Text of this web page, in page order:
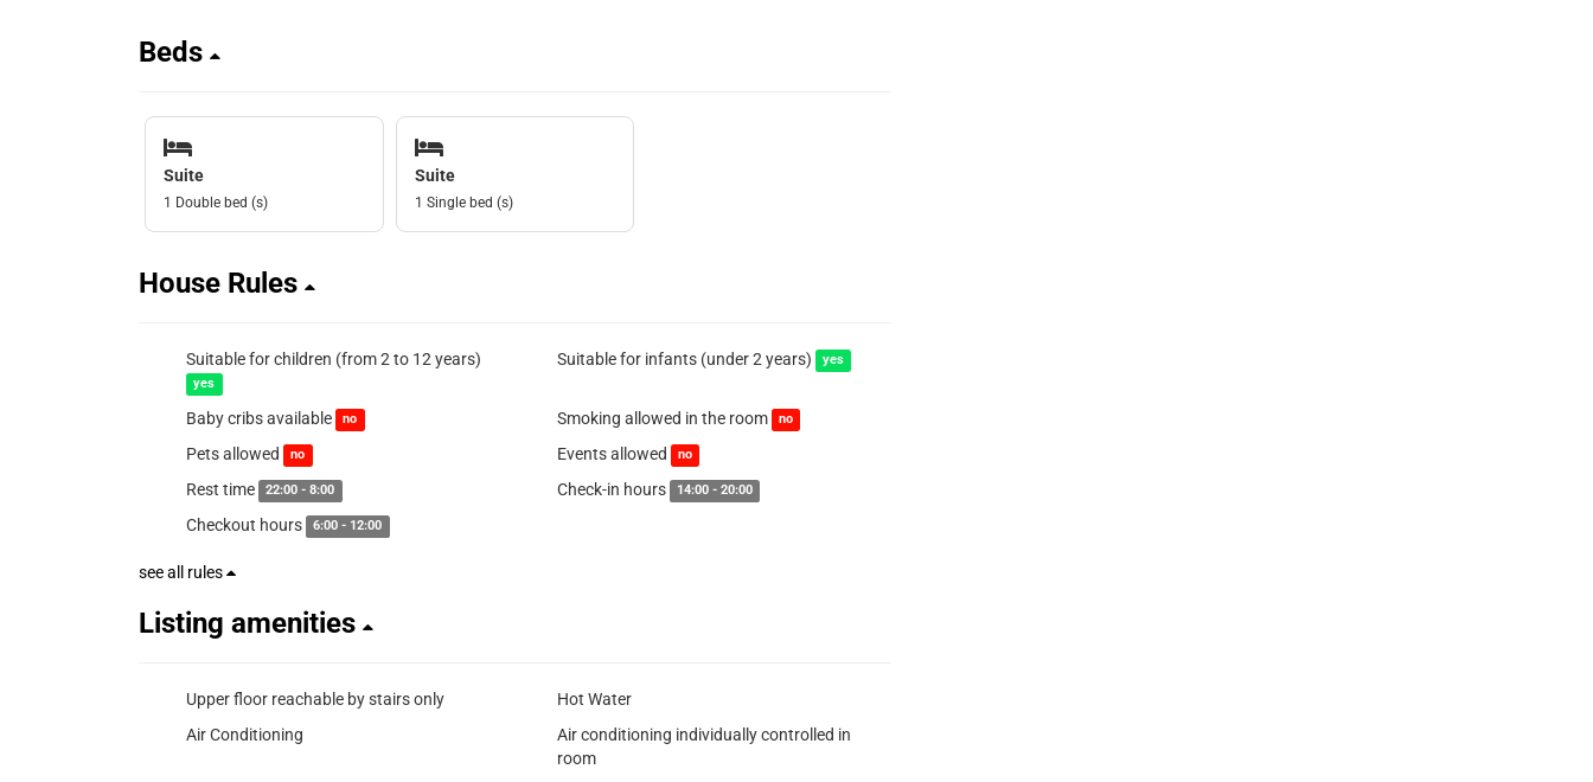
Beds
Suite
1 Double bed (s)
Suite
1 Single bed (s)
House Rules
Suitable for children (from 2 to 12 years)
yes
Suitable for infants (under 2 years) yes
Baby cribs available no Smoking allowed in the room no
Pets allowed no Events allowed no
Rest time 22:00 - 8:00 Check-in hours 14:00 - 20:00
Checkout hours 6:00 - 12:00
see all rules
Listing amenities
Upper floor reachable by stairs only
Hot Water
Air Conditioning
Air conditioning individually controlled in
room